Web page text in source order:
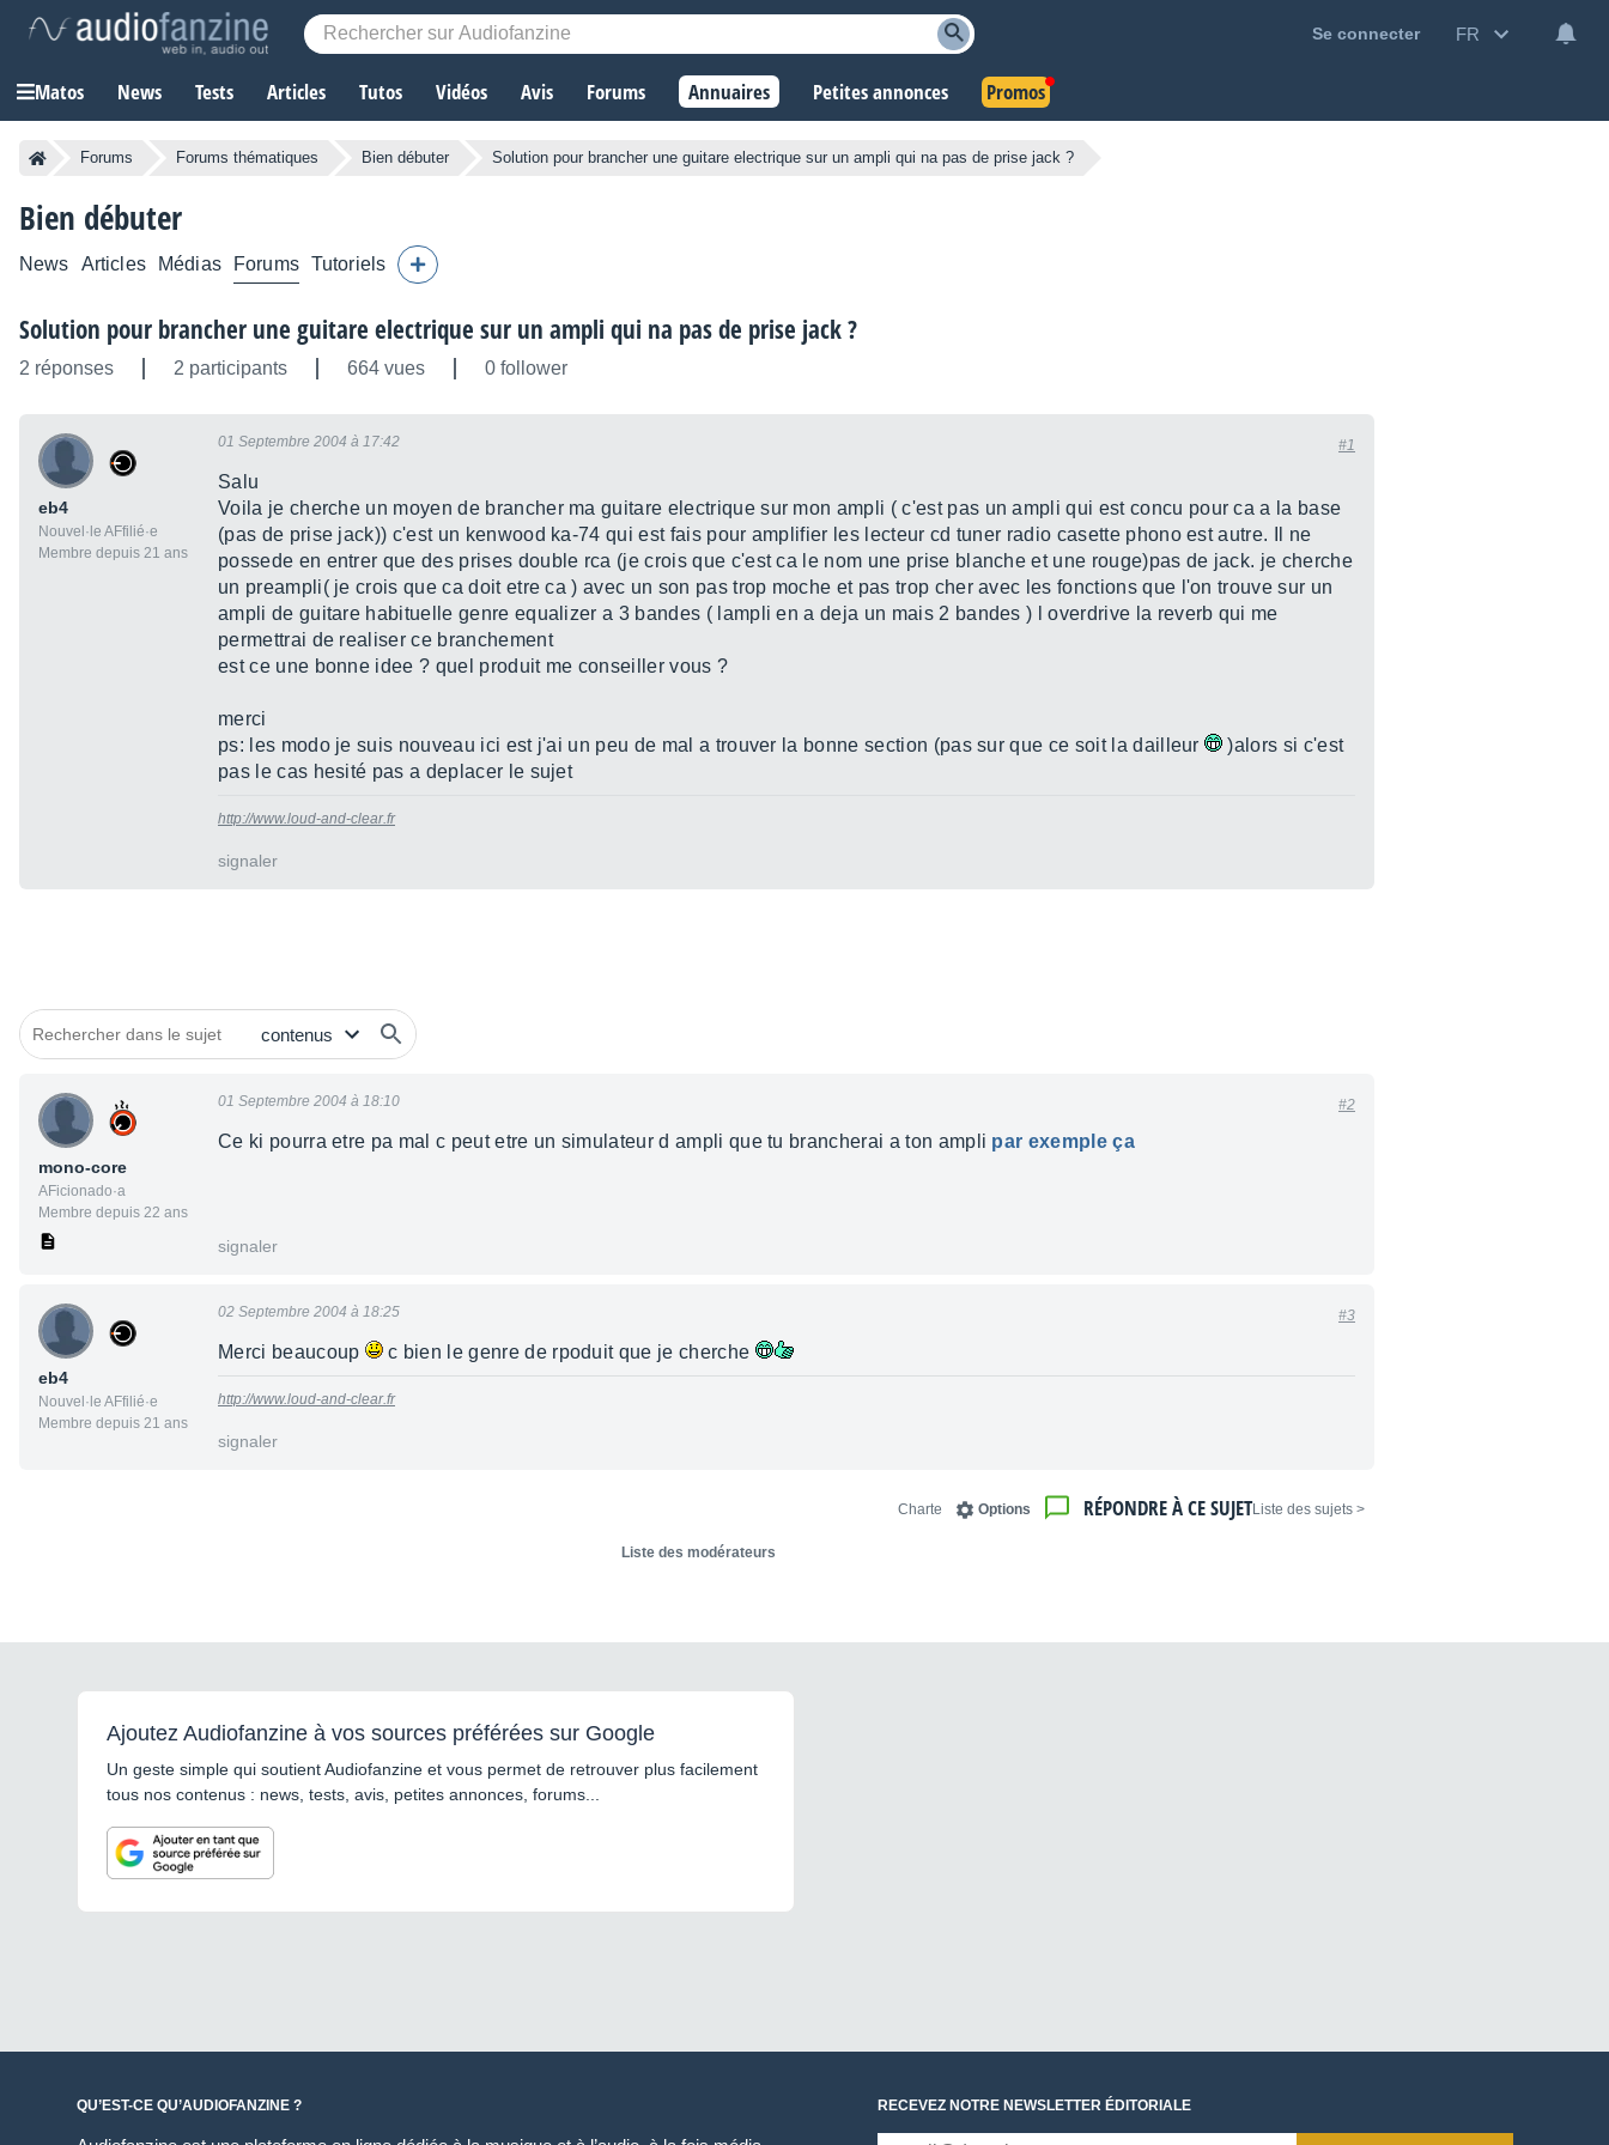
Se connecter FR
Matos News Tests Articles Tutos Vidéos Avis Forums Annuaires Petites annonces Promos
Forums Forums thématiques Bien débuter Solution pour brancher une guitare electrique sur un ampli qui na pas de prise jack ?
Bien débuter
News Articles Médias Forums Tutoriels
Solution pour brancher une guitare electrique sur un ampli qui na pas de prise jack ?
2 réponses 2 participants 664 vues 0 follower
eb4
Nouvel·le AFfilié·e
Membre depuis 21 ans
01 Septembre 2004 à 17:42 #1
Salu
Voila je cherche un moyen de brancher ma guitare electrique sur mon ampli ( c'est pas un ampli qui est concu pour ca a la base
(pas de prise jack)) c'est un kenwood ka-74 qui est fais pour amplifier les lecteur cd tuner radio casette phono est autre. Il ne
possede en entrer que des prises double rca (je crois que c'est ca le nom une prise blanche et une rouge)pas de jack. je cherche
un preampli( je crois que ca doit etre ca ) avec un son pas trop moche et pas trop cher avec les fonctions que l'on trouve sur un
ampli de guitare habituelle genre equalizer a 3 bandes ( lampli en a deja un mais 2 bandes ) l overdrive la reverb qui me
permettrai de realiser ce branchement
est ce une bonne idee ? quel produit me conseiller vous ?
merci
ps: les modo je suis nouveau ici est j'ai un peu de mal a trouver la bonne section (pas sur que ce soit la dailleur
)alors si c'est
pas le cas hesité pas a deplacer le sujet
http://www.loud-and-clear.fr
signaler
mono-core
AFicionado·a
Membre depuis 22 ans
01 Septembre 2004 à 18:10 #2
Ce ki pourra etre pa mal c peut etre un simulateur d ampli que tu brancherai a ton ampli par exemple ça
signaler
eb4
Nouvel·le AFfilié·e
Membre depuis 21 ans
02 Septembre 2004 à 18:25 #3
Merci beaucoup c bien le genre de rpoduit que je cherche
http://www.loud-and-clear.fr
signaler
< Liste des sujets
RÉPONDRE À CE SUJET
Options
Charte
Liste des modérateurs
Ajoutez Audiofanzine à vos sources préférées sur Google
Un geste simple qui soutient Audiofanzine et vous permet de retrouver plus facilement
tous nos contenus : news, tests, avis, petites annonces, forums...
QU’EST-CE QU’AUDIOFANZINE ? RECEVEZ NOTRE NEWSLETTER ÉDITORIALE